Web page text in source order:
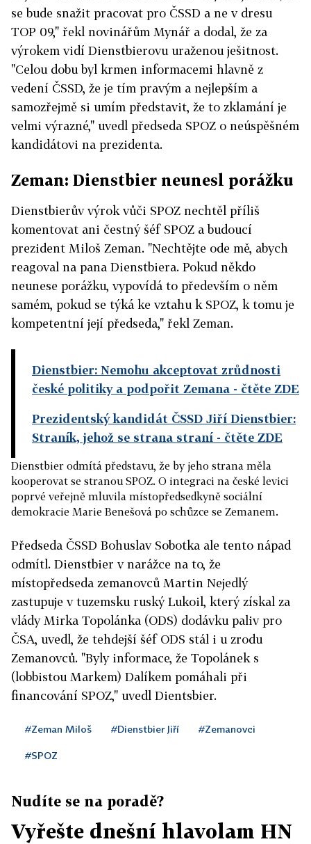
se bude snažit pracovat pro ČSSD a ne v dresu
TOP 09," řekl novinářům Mynář a dodal, že za
výrokem vidí Dienstbierovu uraženou ješitnost.
"Celou dobu byl krmen informacemi hlavně z
vedení ČSSD, že je tím pravým a nejlepším a
samozřejmě si umím představit, že to zklamání je
velmi výrazné," uvedl předseda SPOZ o neúspěšném
kandidátovi na prezidenta.
Zeman: Dienstbier neunesl porážku
Dienstbierův výrok vůči SPOZ nechtěl příliš
komentovat ani čestný šéf SPOZ a budoucí
prezident Miloš Zeman. "Nechtějte ode mě, abych
reagoval na pana Dienstbiera. Pokud někdo
neunese porážku, vypovídá to především o něm
samém, pokud se týká ke vztahu k SPOZ, k tomu je
kompetentní její předseda," řekl Zeman.
Dienstbier: Nemohu akceptovat zrůdnosti
české politiky a podpořit Zemana - čtěte ZDE
Prezidentský kandidát ČSSD Jiří Dienstbier:
Straník, jehož se strana straní - čtěte ZDE
Dienstbier odmítá představu, že by jeho strana měla
kooperovat se stranou SPOZ. O integraci na české levici
poprvé veřejně mluvila místopředsedkyně sociální
demokracie Marie Benešová po schůzce se Zemanem.
Předseda ČSSD Bohuslav Sobotka ale tento nápad
odmítl. Dienstbier v narážce na to, že
místopředseda zemanovců Martin Nejedlý
zastupuje v tuzemsku ruský Lukoil, který získal za
vlády Mirka Topolánka (ODS) dodávku paliv pro
ČSA, uvedl, že tehdejší šéf ODS stál i u zrodu
Zemanovců. "Byly informace, že Topolánek s
(lobbistou Markem) Dalíkem pomáhali při
financování SPOZ," uvedl Dientsbier.
#Zeman Miloš #Dienstbier Jiří #Zemanovci
#SPOZ
Nudíte se na poradě?
Vyřešte dnešní hlavolam HN